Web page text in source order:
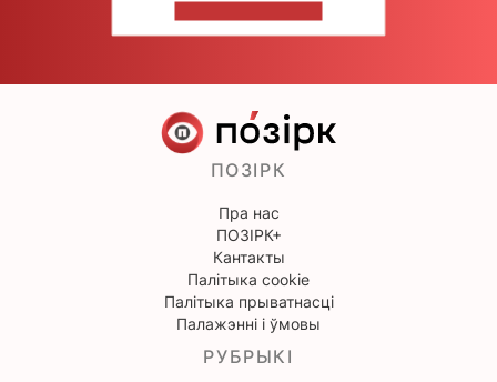
ПОЗІРК
Пра нас
ПОЗІРК+
Кантакты
Палітыка cookie
Палітыка прыватнасці
Палажэнні і ўмовы
РУБРЫКІ